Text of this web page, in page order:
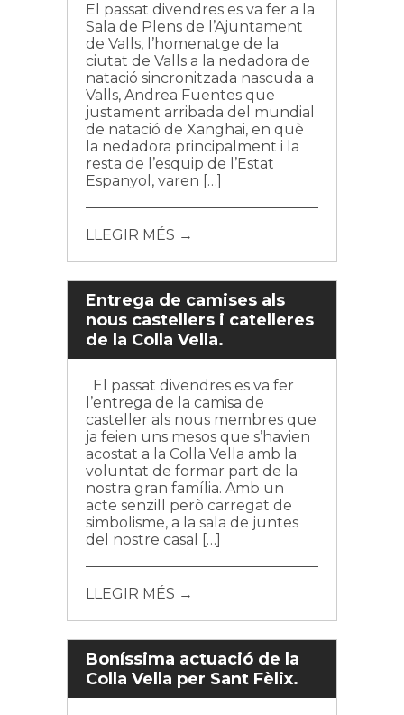
El passat divendres es va fer a la
Sala de Plens de l’Ajuntament
de Valls, l’homenatge de la
ciutat de Valls a la nedadora de
natació sincronitzada nascuda a
Valls, Andrea Fuentes que
justament arribada del mundial
de natació de Xanghai, en què
la nedadora principalment i la
resta de l’esquip de l’Estat
Espanyol, varen […]
LLEGIR MÉS →
Entrega de camises als
nous castellers i catelleres
de la Colla Vella.
El passat divendres es va fer
l’entrega de la camisa de
casteller als nous membres que
ja feien uns mesos que s’havien
acostat a la Colla Vella amb la
voluntat de formar part de la
nostra gran família. Amb un
acte senzill però carregat de
simbolisme, a la sala de juntes
del nostre casal […]
LLEGIR MÉS →
Boníssima actuació de la
Colla Vella per Sant Fèlix.